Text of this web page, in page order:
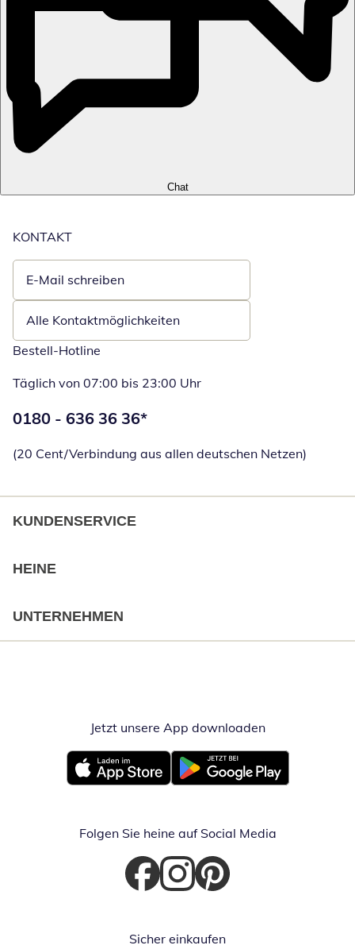
Chat
KONTAKT
E-Mail schreiben
Öffnet E-Mail-Client
Alle Kontaktmöglichkeiten
Bestell-Hotline
Täglich von 07:00 bis 23:00 Uhr
Telefonnummer:
0180 - 636 36 36*
(20 Cent/Verbindung aus allen deutschen Netzen)
KUNDENSERVICE
HEINE
UNTERNEHMEN
Jetzt unsere App downloadenÖffnet in
Öffnet in neuem FensterÖffnet in neuem Fenster
Folgen Sie heine auf Social Media
Öffnet in neuem Fenster
Öffnet in neuem Fenster
Öffnet in neuem Fenster
Sicher einkaufen